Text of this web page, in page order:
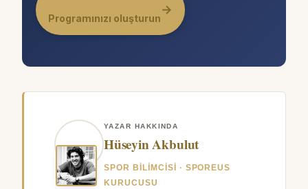
Programınızı oluşturun
→
YAZAR HAKKINDA
Hüseyin Akbulut
SPOR BILIMCISI · SPOREUS
KURUCUSU